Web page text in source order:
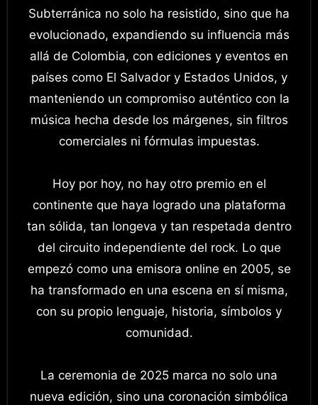
Subterránica no solo ha resistido, sino que ha
evolucionado, expandiendo su influencia más
allá de Colombia, con ediciones y eventos en
países como El Salvador y Estados Unidos, y
manteniendo un compromiso auténtico con la
música hecha desde los márgenes, sin filtros
comerciales ni fórmulas impuestas.
Hoy por hoy, no hay otro premio en el
continente que haya logrado una plataforma
tan sólida, tan longeva y tan respetada dentro
del circuito independiente del rock. Lo que
empezó como una emisora online en 2005, se
ha transformado en una escena en sí misma,
con su propio lenguaje, historia, símbolos y
comunidad.
La ceremonia de 2025 marca no solo una
nueva edición, sino una coronación simbólica